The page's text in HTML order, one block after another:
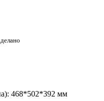
468*502*392 мм